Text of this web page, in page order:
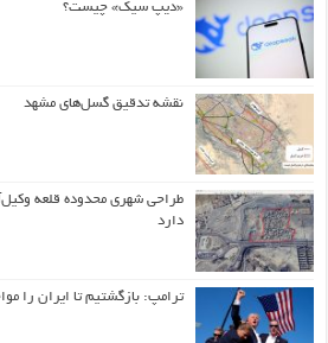
«دیپ سیک» چیست؟
نقشه تدقیق گسل‌های مشهد
دارد
ترامپ: بازگشتیم تا ایران را